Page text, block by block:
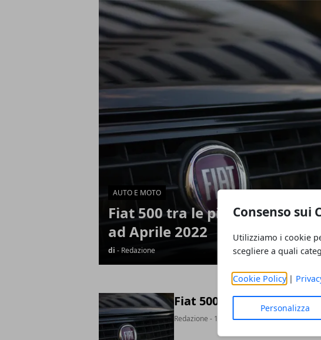
Consenso sui
Utilizziamo i cookie
scegliere a quali
Cookie Policy|
Personalizza
Articoli in Evidenza
AUTO E MOTO
Fiat 500 tra le più richieste in
ad Aprile 2022
di - Redazione
Fiat 500 tra le più
Redazione - 13 giu 2022